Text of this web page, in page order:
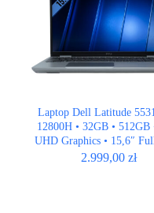
Laptop Dell Latitude
12800H • 32GB • 512GB
UHD Graphics • 15,6″
QWERTY U
2.999,00 zł